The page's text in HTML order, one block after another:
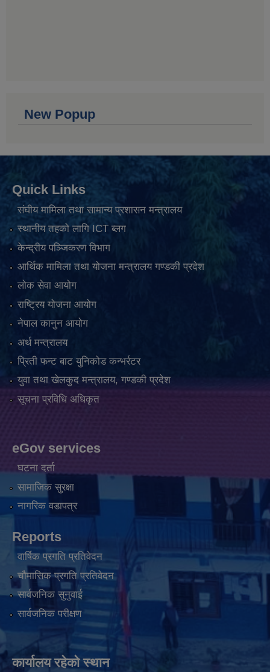
New Popup
Quick Links
संघीय मामिला तथा सामान्य प्रशासन मन्त्रालय
स्थानीय तहको लागि ICT ब्लग
केन्द्रीय पञ्जिकरण विभाग
आर्थिक मामिला तथा योजना मन्त्रालय गण्डकी प्रदेश
लोक सेवा आयोग
राष्ट्रिय योजना आयोग
नेपाल कानुन आयोग
अर्थ मन्त्रालय
प्रिती फन्ट बाट युनिकोड कन्भर्रटर
युवा तथा खेलकुद मन्त्रालय, गण्डकी प्रदेश
सूचना प्रविधि अधिकृत
eGov services
घटना दर्ता
सामाजिक सुरक्षा
नागरिक वडापत्र
Reports
वार्षिक प्रगति प्रतिवेदन
चौमासिक प्रगति प्रतिवेदन
सार्वजनिक सुनुवाई
सार्वजनिक परीक्षण
कार्यालय रहेको स्थान